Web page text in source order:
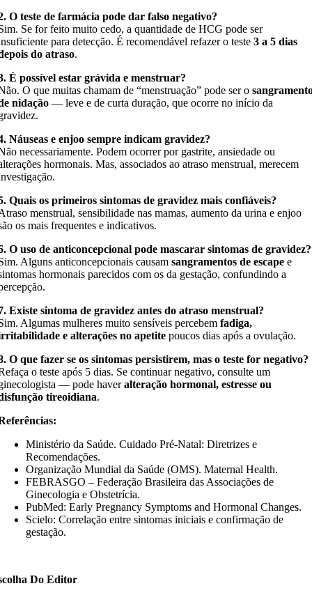
O teste de farmácia pode dar falso negativo?
Se for feito muito cedo, a quantidade de HCG pode ser
para detecção. É recomendável refazer o teste3 a 5 dias
do atraso.
É possível estar grávida e menstruar?
O que muitas chamam de “menstruação” pode ser o
nidação — leve e de curta duração, que ocorre no início da
Náuseas e enjoo sempre indicam gravidez?
necessariamente. Podem ocorrer por gastrite, ansiedade ou
hormonais. Mas, associados ao atraso menstrual, merecem
Quais os primeiros sintomas de gravidez mais confiáveis?
menstrual, sensibilidade nas mamas, aumento da urina e enjoo
os mais frequentes e indicativos.
O uso de anticoncepcional pode mascarar sintomas de gravidez?
Alguns anticoncepcionais causamsangramentos de escape e
hormonais parecidos com os da gestação, confundindo a
Existe sintoma de gravidez antes do atraso menstrual?
Algumas mulheres muito sensíveis percebemfadiga,
e alterações no apetite poucos dias após a ovulação.
O que fazer se os sintomas persistirem, mas o teste for negativo?
o teste após 5 dias. Se continuar negativo, consulte um
— pode haveralteração hormonal, estresse ou
tireoidiana.
Ministério da Saúde. Cuidado Pré-Natal: Diretrizes e
Recomendações.
Organização Mundial da Saúde (OMS). Maternal Health.
FEBRASGO – Federação Brasileira das Associações de
Ginecologia e Obstetrícia.
PubMed: Early Pregnancy Symptoms and Hormonal Changes.
Scielo: Correlação entre sintomas iniciais e confirmação de
gestação.
Do Editor